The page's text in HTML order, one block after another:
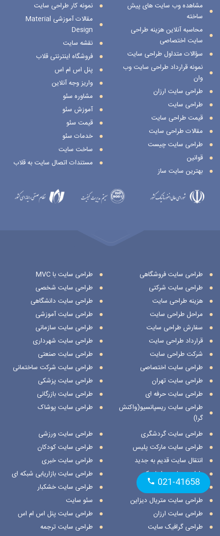
نمونه کار طراحی سایت
مقالات آموزشی Material
Design
نقشه سایت
فروشگاه اینترنتی قلاب
پنل اس ام اس
واریز وجه آنلاین
مشاوره سئو
آموزش سئو
قیمت سئو
خدمات سئو
ساخت سایت
مستندات اتصال سایت به قلاب
مشاهده وب سایت های پیش
ساخته
محاسبه آنلاین هزینه طراحی
سایت اختصاصی
سؤالات متداول طراحی سایت
نمونه قرارداد طراحی سایت وب
وان
طراحی سایت ارزان
طراحی سایت
قیمت طراحی سایت
مقالات طراحی سایت
طراحی سایت چیست
قوانین
بهترین سایت ساز
طراحی سایت فروشگاهی
طراحی سایت شرکتی
هزینه طراحی سایت
مراحل طراحی سایت
سفارش طراحی سایت
قرارداد طراحی سایت
شرکت طراحی سایت
طراحی سایت اختصاصی
طراحی سایت تهران
طراحی سایت حرفه ای
طراحی سایت ریسپانسیو(واکنش
گرا)
طراحی سایت با MVC
طراحی سایت شخصی
طراحی سایت دانشگاهی
طراحی سایت آموزشی
طراحی سایت سازمانی
طراحی سایت شهرداری
طراحی سایت صنعتی
طراحی سایت شرکت ساختمانی
طراحی سایت پزشکی
طراحی سایت بازرگانی
طراحی سایت پوشاک
طراحی سایت گردشگری
طراحی سایت مارکت پلیس
انتقال سایت قدیم به جدید
طراحی سایت داینامیک
طراحی سایت استاتیک
طراحی سایت متریال دیزاین
طراحی سایت ارزان
طراحی گرافیک سایت
طراحی سایت ورزشی
طراحی سایت کودکان
طراحی سایت خبری
طراحی سایت بازاریابی شبکه ای
طراحی سایت خشکبار
سئو سایت
طراحی سایت پنل اس ام اس
طراحی سایت ترجمه
021-41658